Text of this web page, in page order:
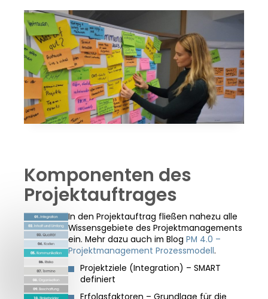
Komponenten des
Projektauftrages
In den Projektauftrag fließen nahezu alle
Wissensgebiete des Projektmanagements
ein. Mehr dazu auch im Blog PM 4.0 –
Projektmanagement Prozessmodell.
Projektziele (Integration) – SMART
definiert